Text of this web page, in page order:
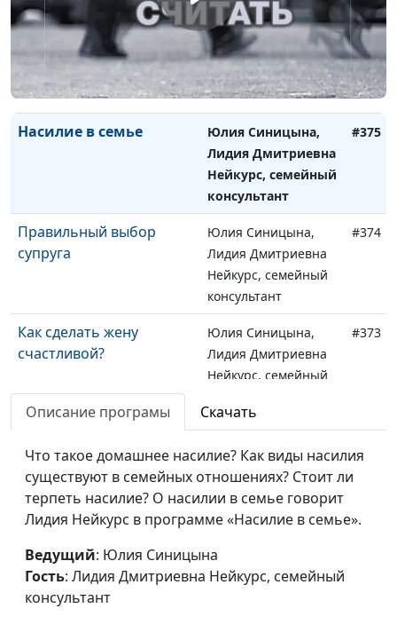
Моему мужу нравятся
женщины
Юлия Синицына,
Лидия Дмитриевна
Нейкурс, семейный
консультант
#376
Насилие в семье
Юлия Синицына,
Лидия Дмитриевна
Нейкурс, семейный
консультант
#375
Правильный выбор
супруга
Юлия Синицына,
Лидия Дмитриевна
Нейкурс, семейный
консультант
#374
Как сделать жену
счастливой?
Юлия Синицына,
Лидия Дмитриевна
Нейкурс, семейный
#373
вступления в брак
Юлия Синицына,
Лидия Дмитриевна
Нейкурс, семейный
консультант
#372
«Тонкие» моменты в
браке
Лидия Дмитриевна
Нейкурс, семейный
Описание програмы Скачать
Что такое домашнее насилие? Как виды насилия
существуют в семейных отношениях? Стоит ли
терпеть насилие? О насилии в семье говорит
Лидия Нейкурс в программе «Насилие в семье».
Ведущий: Юлия Синицына
Гость: Лидия Дмитриевна Нейкурс, семейный
консультант